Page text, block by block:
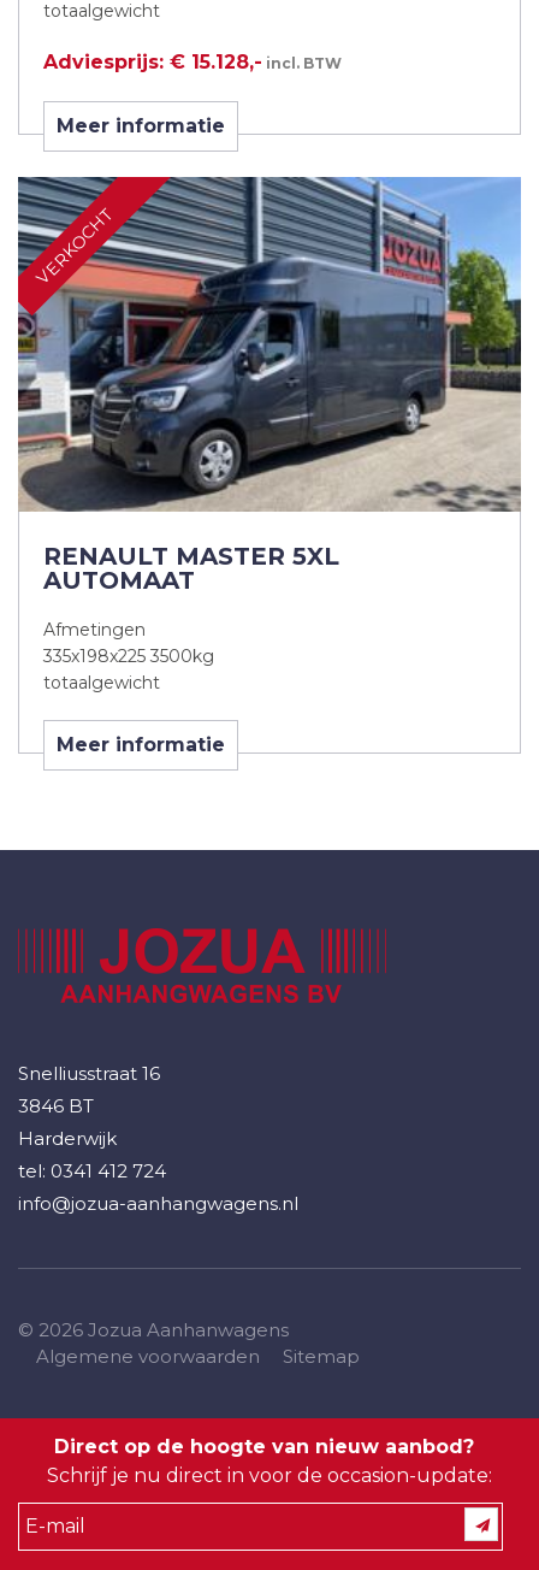
totaalgewicht
Adviesprijs: € 15.128,- incl. BTW
Meer informatie
VERKOCHT
RENAULT MASTER 5XL
AUTOMAAT
Afmetingen
335x198x225 3500kg
totaalgewicht
Meer informatie
Snelliusstraat 16
3846 BT
Harderwijk
tel: 0341 412 724
info@jozua-aanhangwagens.nl
© 2026 Jozua Aanhanwagens
Algemene voorwaarden
Sitemap
Direct op de hoogte van nieuw aanbod?
Schrijf je nu direct in voor de occasion-update: